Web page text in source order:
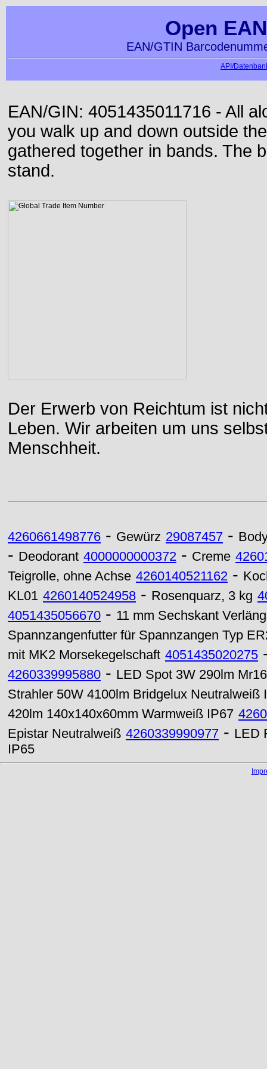
Open
EAN/GTIN
API/
EAN/GIN: 4051435011716 - All
you walk up and down outside
gathered together in bands. The
stand.
Der Erwerb von Reichtum ist
Leben. Wir arbeiten um uns
Menschheit.
4260661498776 - Gewürz 29087457 -
- Deodorant 4000000000372 - Creme
Teigrolle, ohne Achse 4260140521162 -
KL01 4260140524958 - Rosenquarz, 3 kg
4051435056670 - 11 mm Sechskant
Spannzangenfutter für Spannzangen Typ
mit MK2 Morsekegelschaft 4051435020275
4260339995880 - LED Spot 3W 290lm
Strahler 50W 4100lm Bridgelux Neutralweiß
420lm 140x140x60mm Warmweiß IP67
Epistar Neutralweiß 4260339990977 - LED
IP65